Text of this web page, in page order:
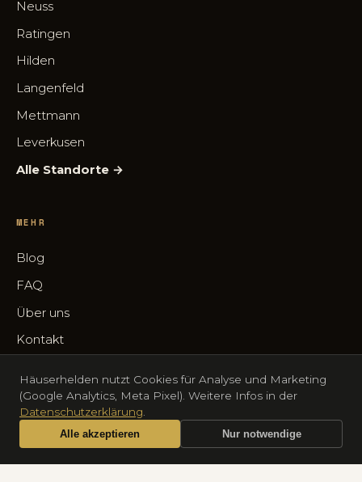
Neuss
Ratingen
Hilden
Langenfeld
Mettmann
Leverkusen
Alle Standorte →
MEHR
Blog
FAQ
Über uns
Kontakt
© 2026 Häuserhelden UG (haftungsbeschränkt) · Fürker Str.
47A, 42697 Solingen · HRB 108458, AG Düsseldorf
Häuserhelden nutzt Cookies für Analyse und Marketing
(Google Analytics, Meta Pixel). Weitere Infos in der
Datenschutzerklärung.
Alle akzeptieren Nur notwendige